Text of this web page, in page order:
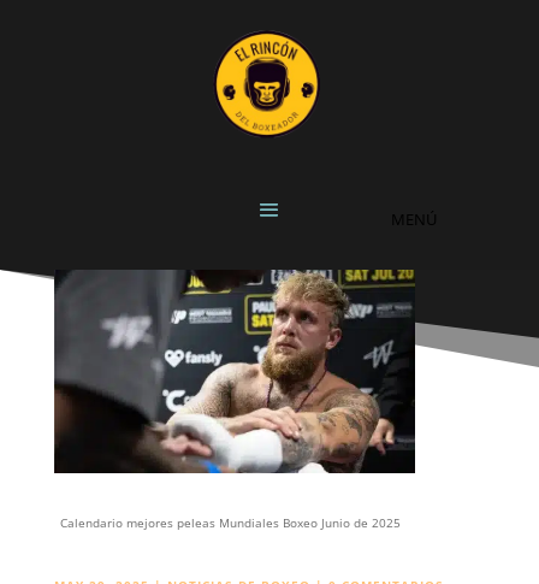
Calendario mejores peleas Mundiales Boxeo Junio de 2025